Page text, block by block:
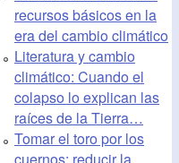
recursos básicos en la
era del cambio climático
Literatura y cambio
climático: Cuando el
colapso lo explican las
raíces de la Tierra…
Tomar el toro por los